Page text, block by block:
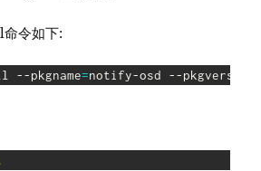
令如下:
--pkgname=notify-osd --